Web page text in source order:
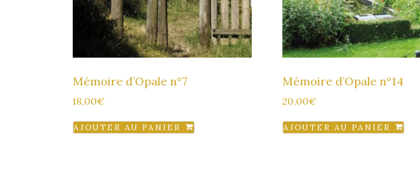
Mémoire d’Opale n°7
18,00€
AJOUTER AU PANIER
Mémoire d’Opale n°14
20,00€
AJOUTER AU PANIER